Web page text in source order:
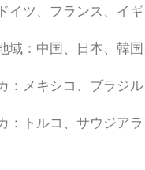
イツ、フランス、イ
域：中国、日本、韓
：メキシコ、ブラジ
：トルコ、サウジア